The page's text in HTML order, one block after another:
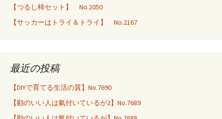
【つるし柿セット】 No.2050
【サッカーはトライ＆トライ】 No.2167
最近の投稿
【DIYで育てる生活の質】No.7690
【勘のいい人は氣付いているが2】No.7689